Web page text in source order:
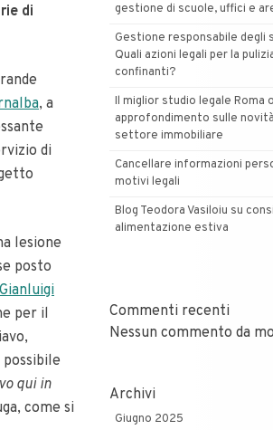
di
, a
di
lesione
posto
Gianluigi
per il
qui in
come si
gestione di scuole, uffici e
Gestione responsabile degli
Quali azioni legali per la
confinanti?
Il miglior studio legale Roma
approfondimento sulle
settore immobiliare
Cancellare informazioni
motivi legali
Blog Teodora Vasiloiu su
alimentazione estiva
Commenti recenti
Nessun commento da
Archivi
Giugno 2025